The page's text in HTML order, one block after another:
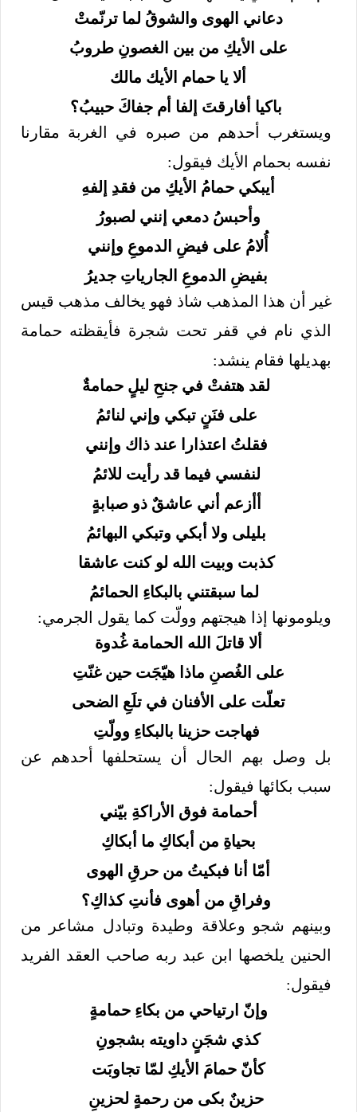
دعاني الهوى والشوقُ لما ترنّمتْ
على الأيكِ من بين الغصونِ طروبُ
ألا يا حمام الأيك مالك
باكيا أفارقتَ إلفا أم جفاكَ حبيبُ؟
ويستغرب أحدهم من صبره في الغربة مقارنا
نفسه بحمام الأيك فيقول:
أيبكي حمامُ الأيكِ من فقدِ إلفهِ
وأحبسُ دمعي إنني لصبورُ
أُلامُ على فيضِ الدموعِ وإنني
بفيضِ الدموعِ الجارياتِ جديرُ
غير أن هذا المذهب شاذ فهو يخالف مذهب قيس
الذي نام في قفر تحت شجرة فأيقظته حمامة
بهديلها فقام ينشد:
لقد هتفتْ في جنحِ ليلٍ حمامةٌ
على فنَنٍ تبكي وإني لنائمُ
فقلتُ اعتذارا عند ذاك وإنني
لنفسي فيما قد رأيت للائمُ
أأزعم أني عاشقٌ ذو صبابةٍ
بليلى ولا أبكي وتبكي البهائمُ
كذبت وبيت الله لو كنت عاشقا
لما سبقتني بالبكاءِ الحمائمُ
ويلومونها إذا هيجتهم وولّت كما يقول الجرمي:
ألا قاتلَ الله الحمامة غُدوة
على الغُصنِ ماذا هيّجَت حين غنّتِ
تعلّت على الأفنان في تلَعِ الضحى
فهاجت حزينا بالبكاءِ وولّتِ
بل وصل بهم الحال أن يستحلفها أحدهم عن
سبب بكائها فيقول:
أحمامة فوق الأراكةِ بيّني
بحياةِ من أبكاكِ ما أبكاكِ
أمّا أنا فبكيتُ من حرقِ الهوى
وفراقِ من أهوى فأنتِ كذاكِ؟
وبينهم شجو وعلاقة وطيدة وتبادل مشاعر من
الحنين يلخصها ابن عبد ربه صاحب العقد الفريد
فيقول:
وإنّ ارتياحي من بكاءِ حمامةٍ
كذي شجَنٍ داويته بشجونِ
كأنّ حمامَ الأيكِ لمّا تجاوبَت
حزينٌ بكى من رحمةٍ لحزينِ